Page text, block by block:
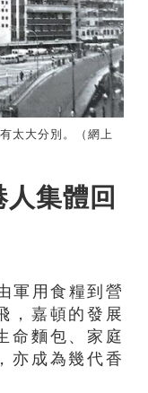
太大分別。（網上
集體回
用食糧到營
，嘉頓的發展
命麵包、家庭
亦成為幾代香